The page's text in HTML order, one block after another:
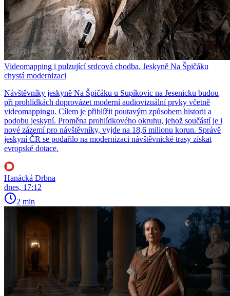
Videomapping i pulzující srdcová chodba. Jeskyně Na Špičáku
chystá modernizaci
Návštěvníky jeskyně Na Špičáku u Supíkovic na Jesenicku budou
při prohlídkách doprovázet moderní audiovizuální prvky včetně
videomappingu. Cílem je přiblížit poutavým způsobem historii a
podobu jeskyní. Proměna prohlídkového okruhu, jehož součástí je i
nové zázemí pro návštěvníky, vyjde na 18,6 milionu korun. Správě
jeskyní ČR se podařilo na modernizaci návštěvnické trasy získat
evropské dotace.
Hanácká Drbna
dnes, 17:12
2 min